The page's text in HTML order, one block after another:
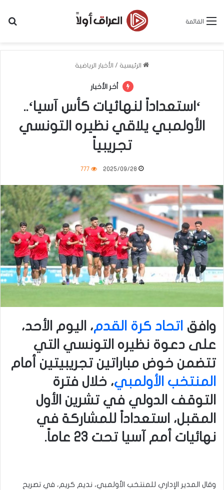
القائمة
الرئيسية / الأخبار الرياضية
أخر الأخبار
‘استعداداً لنهائيات كأس آسيا‘..
الأولمبي يلاقي نظيره التونسي
تجريبياً
2025/09/28
777
وافق اتحاد كرة القدم، اليوم الأحد،
على دعوة نظيره التونسي التي
تتضمن خوض مباراتين تجريبيتين أمام
المنتخب الأولمبي، خلال فترة
التوقف الدولي في تشرين الأول
المقبل، استعداداً للمشاركة في
نهائيات أمم آسيا تحت 23 عاماً.
وقال المدير الإداري للمنتخب الأولمبي، نديم كريم، في تصريح